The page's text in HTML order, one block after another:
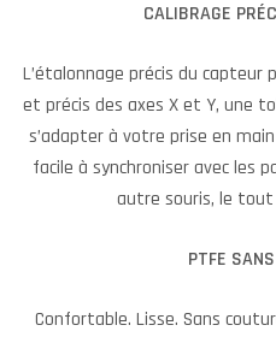
CALIBRAGE
L’étalonnage précis du
et précis des axes X et Y, une
s’adapter à votre prise en
facile à synchroniser avec les
autre souris, le tout
PTFE
Confortable. Lisse. Sans